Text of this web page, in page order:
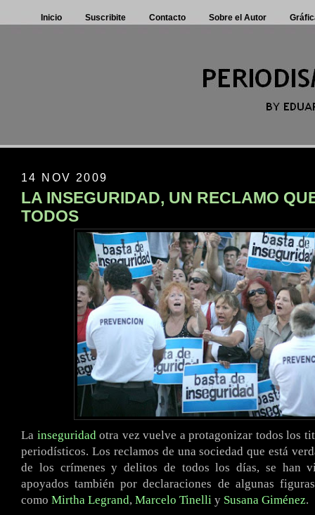
Inicio Suscribite Contacto Sobre el Autor
14 NOV 2009
LA INSEGURIDAD, UN RECLAMO
TODOS
La inseguridadotra vez vuelve a protagonizar todos los
periodísticos. Los reclamos de una sociedad que está
de los crímenes y delitos de todos los días, se han
apoyados también por declaraciones de algunas
como Mirtha Legrand, Marcelo Tinelli y Susana Giménez.